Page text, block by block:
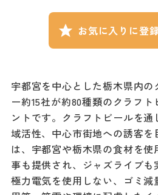
お気に入りに登
宇都宮を中心とした栃木県内の
ー約15社が約80種類のクラフ
ントです。クラフトビールを
域活性、中心市街地への誘客を
は、宇都宮や栃木県の食材を
事も提供され、ジャズライブも
極力電気を使用しない、ゴミ
Languag
e